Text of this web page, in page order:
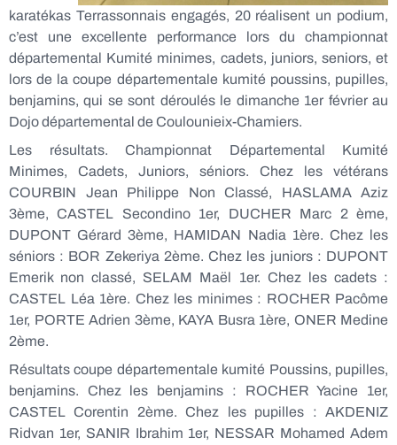
karatékas Terrassonnais engagés, 20 réalisent un podium,
c’est une excellente performance lors du championnat
départemental Kumité minimes, cadets, juniors, seniors, et
lors de la coupe départementale kumité poussins, pupilles,
benjamins, qui se sont déroulés le dimanche 1er février au
Dojo départemental de Coulounieix-Chamiers.
Les résultats. Championnat Départemental Kumité
Minimes, Cadets, Juniors, séniors. Chez les vétérans
COURBIN Jean Philippe Non Classé, HASLAMA Aziz
3ème, CASTEL Secondino 1er, DUCHER Marc 2 ème,
DUPONT Gérard 3ème, HAMIDAN Nadia 1ère. Chez les
séniors : BOR Zekeriya 2ème. Chez les juniors : DUPONT
Emerik non classé, SELAM Maël 1er. Chez les cadets :
CASTEL Léa 1ère. Chez les minimes : ROCHER Pacôme
1er, PORTE Adrien 3ème, KAYA Busra 1ère, ONER Medine
2ème.
Résultats coupe départementale kumité Poussins, pupilles,
benjamins. Chez les benjamins : ROCHER Yacine 1er,
CASTEL Corentin 2ème. Chez les pupilles : AKDENIZ
Ridvan 1er, SANIR Ibrahim 1er, NESSAR Mohamed Adem